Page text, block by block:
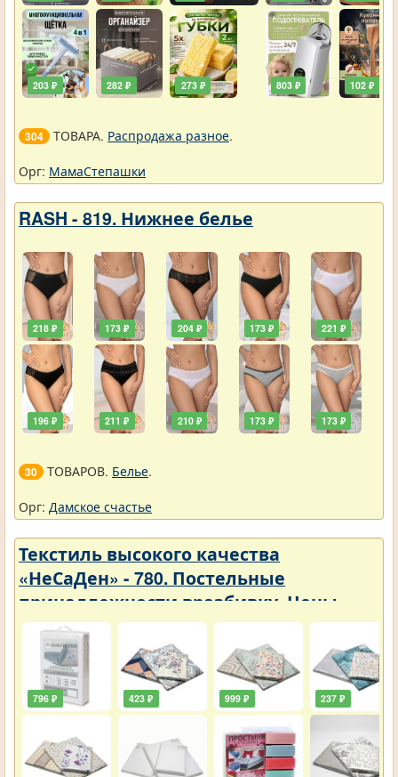
203 ₽ 282 ₽ 273 ₽ 803 ₽ 102 ₽
304 ТОВАРА. Распродажа разное.
Орг: МамаСтепашки
RASH - 819. Нижнее белье
218 ₽
196 ₽
173 ₽
211 ₽
204 ₽
210 ₽
173 ₽
173 ₽
221 ₽
173 ₽
30 ТОВАРОВ. Белье.
Орг: Дамское счастье
Текстиль высокого качества
«НеСаДен» - 780. Постельные
принадлежности вразбивку. Цены
упали
796 ₽ 423 ₽ 999 ₽ 237 ₽